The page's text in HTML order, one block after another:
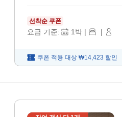
선착순 쿠폰
요금 기준: 1 박 | |
쿠폰 적용 대상 ₩14,423 할인